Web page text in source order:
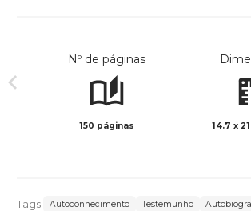
Nº de páginas
150 páginas 14.7 x
Tags: Autoconhecimento Testemunho